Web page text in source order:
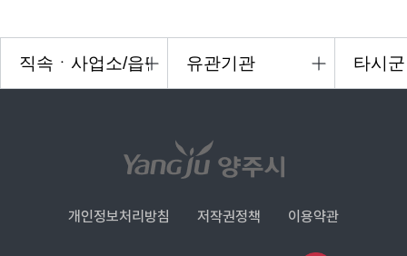
개인정보처리방침 저작권정책 이용약관